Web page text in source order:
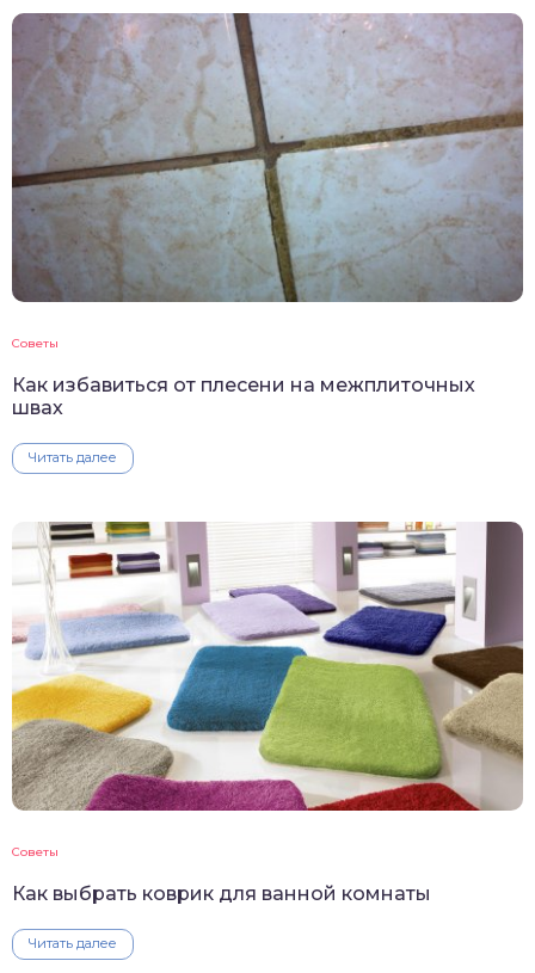
Советы
Как избавиться от плесени на межплиточных
швах
Читать далее
Советы
Как выбрать коврик для ванной комнаты
Читать далее